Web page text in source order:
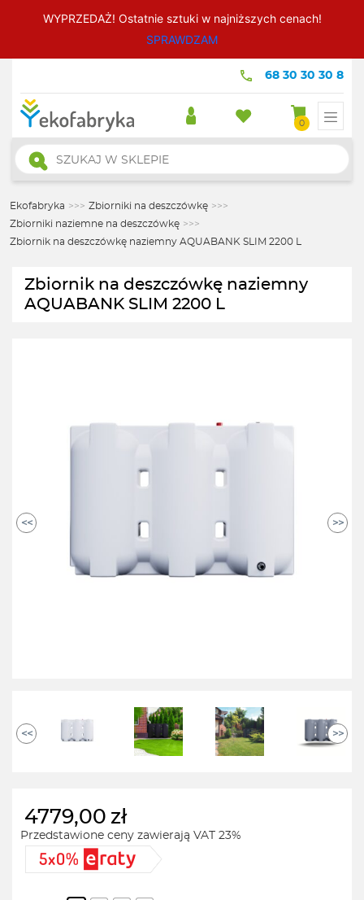
WYPRZEDAŻ! Ostatnie sztuki w najniższych cenach!
SPRAWDZAM
68 30 30 30 8
0
Wyszukiwarka
produktów
Ekofabryka >>> Zbiorniki na deszczówkę >>>
Zbiorniki naziemne na deszczówkę >>>
Zbiornik na deszczówkę naziemny AQUABANK SLIM 2200 L
Zbiornik na deszczówkę naziemny
AQUABANK SLIM 2200 L
<< >>
<< >>
4779,00 zł
Przedstawione ceny zawierają VAT 23%